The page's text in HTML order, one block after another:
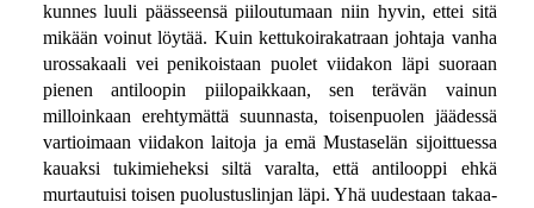
kunnes luuli päässeensä piiloutumaan niin hyvin, ettei sitä
mikään voinut löytää. Kuin kettukoirakatraan johtaja vanha
urossakaali vei penikoistaan puolet viidakon läpi suoraan
pienen antiloopin piilopaikkaan, sen terävän vainun
milloinkaan erehtymättä suunnasta, toisenpuolen jäädessä
vartioimaan viidakon laitoja ja emä Mustaselän sijoittuessa
kauaksi tukimieheksi siltä varalta, että antilooppi ehkä
murtautuisi toisen puolustuslinjan läpi. Yhä uudestaan takaa-